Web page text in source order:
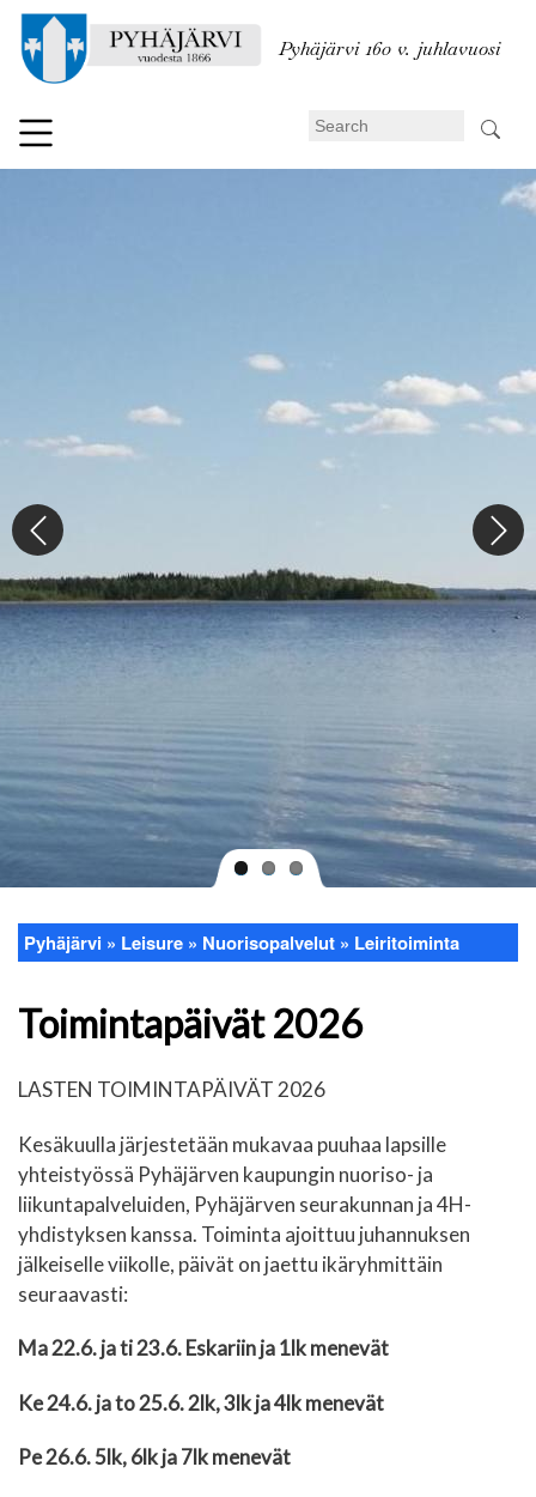
toPyhäjärvi 160 v. juhlavuosi
Search
Breadcrumb
Pyhäjärvi Leisure Nuorisopalvelut Leiritoiminta
Toimintapäivät 2026
LASTEN TOIMINTAPÄIVÄT 2026
Kesäkuulla järjestetään mukavaa puuhaa lapsille
yhteistyössä Pyhäjärven kaupungin nuoriso- ja
liikuntapalveluiden, Pyhäjärven seurakunnan ja 4H-
yhdistyksen kanssa. Toiminta ajoittuu juhannuksen
jälkeiselle viikolle, päivät on jaettu ikäryhmittäin
seuraavasti:
Ma 22.6. ja ti 23.6. Eskariin ja 1lk menevät
Ke 24.6. ja to 25.6. 2lk, 3lk ja 4lk menevät
Pe 26.6. 5lk, 6lk ja 7lk menevät